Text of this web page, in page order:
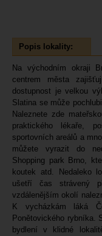
Popis lokality:
Na východním okraji
centrem města
dostupnost je velkou
Slatina se může
Naleznete zde
praktického lékaře,
sportovních areálů a
můžete vyrazit do
Shopping park Brno,
koutek atd. Nedaleko
ušetří čas strávený
vzdálenějším okolí
K vycházkám láká
Ponětovického rybníka.
bydlení v klidné